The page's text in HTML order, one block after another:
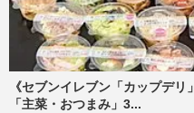
《セブンイレブン「カップデ
「主菜・おつまみ」3...